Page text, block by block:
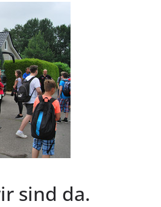
sind da.